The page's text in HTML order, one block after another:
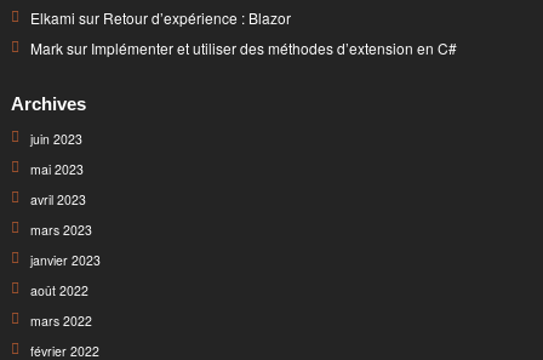
Elkami sur Retour d’expérience : Blazor
Marksur Implémenter et utiliser des méthodes d’extension en C#
Archives
juin 2023
mai 2023
avril 2023
mars 2023
janvier 2023
août 2022
mars 2022
février 2022